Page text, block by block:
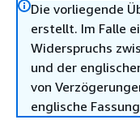
Die vorliegende
erstellt. Im Falle
Widerspruchs
und der
von
englische